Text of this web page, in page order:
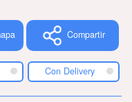
Tiendacores
Contactenos
Compartir
Con Delivery